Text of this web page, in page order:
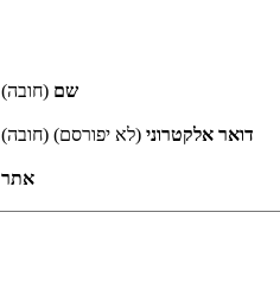
שם (חובה)
דואר אלקטרוני (לא יפורסם) (חובה)
אתר